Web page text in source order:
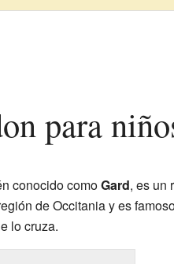
para
conocido comoGard, es un
de Occitania y es
lo cruza.